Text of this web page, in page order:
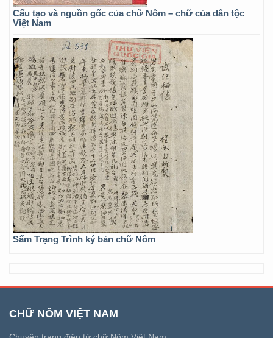
Cấu tạo và nguồn gốc của chữ Nôm – chữ của dân tộc
Việt Nam
Sấm Trạng Trình ký bản chữ Nôm
CHỮ NÔM VIỆT NAM